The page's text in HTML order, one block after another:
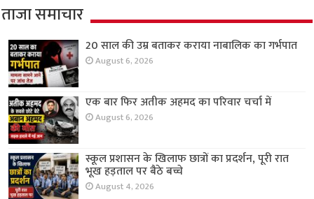
ताजा समाचार
20 साल की उम्र बताकर कराया नाबालिक का गर्भपात
August 6, 2026
एक बार फिर अतीक अहमद का परिवार चर्चा में
August 6, 2026
स्कूल प्रशासन के खिलाफ छात्रों का प्रदर्शन, पूरी रात
भूख हड़ताल पर बैठे बच्चे
August 4, 2026